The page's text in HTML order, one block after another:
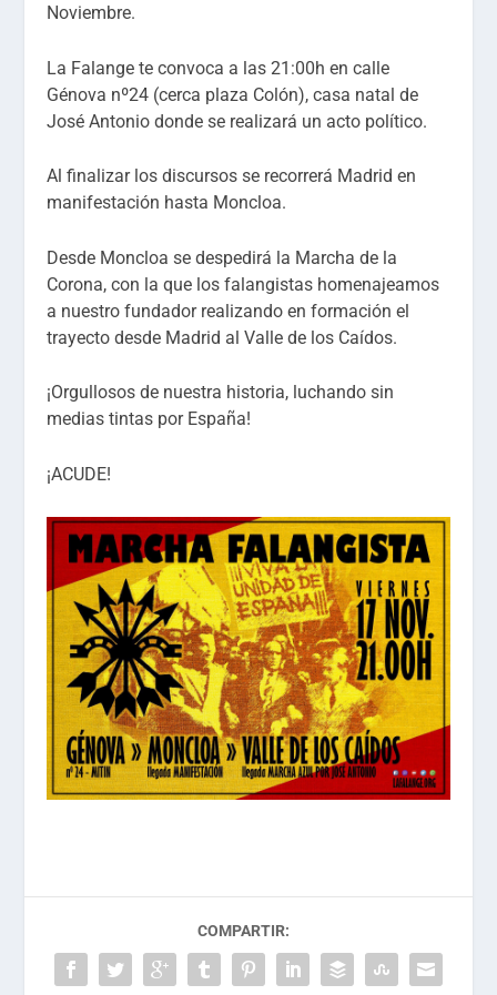
Noviembre.
La Falange te convoca a las 21:00h en calle
Génova nº24 (cerca plaza Colón), casa natal de
José Antonio donde se realizará un acto político.
Al finalizar los discursos se recorrerá Madrid en
manifestación hasta Moncloa.
Desde Moncloa se despedirá la Marcha de la
Corona, con la que los falangistas homenajeamos
a nuestro fundador realizando en formación el
trayecto desde Madrid al Valle de los Caídos.
¡Orgullosos de nuestra historia, luchando sin
medias tintas por España!
¡ACUDE!
COMPARTIR: